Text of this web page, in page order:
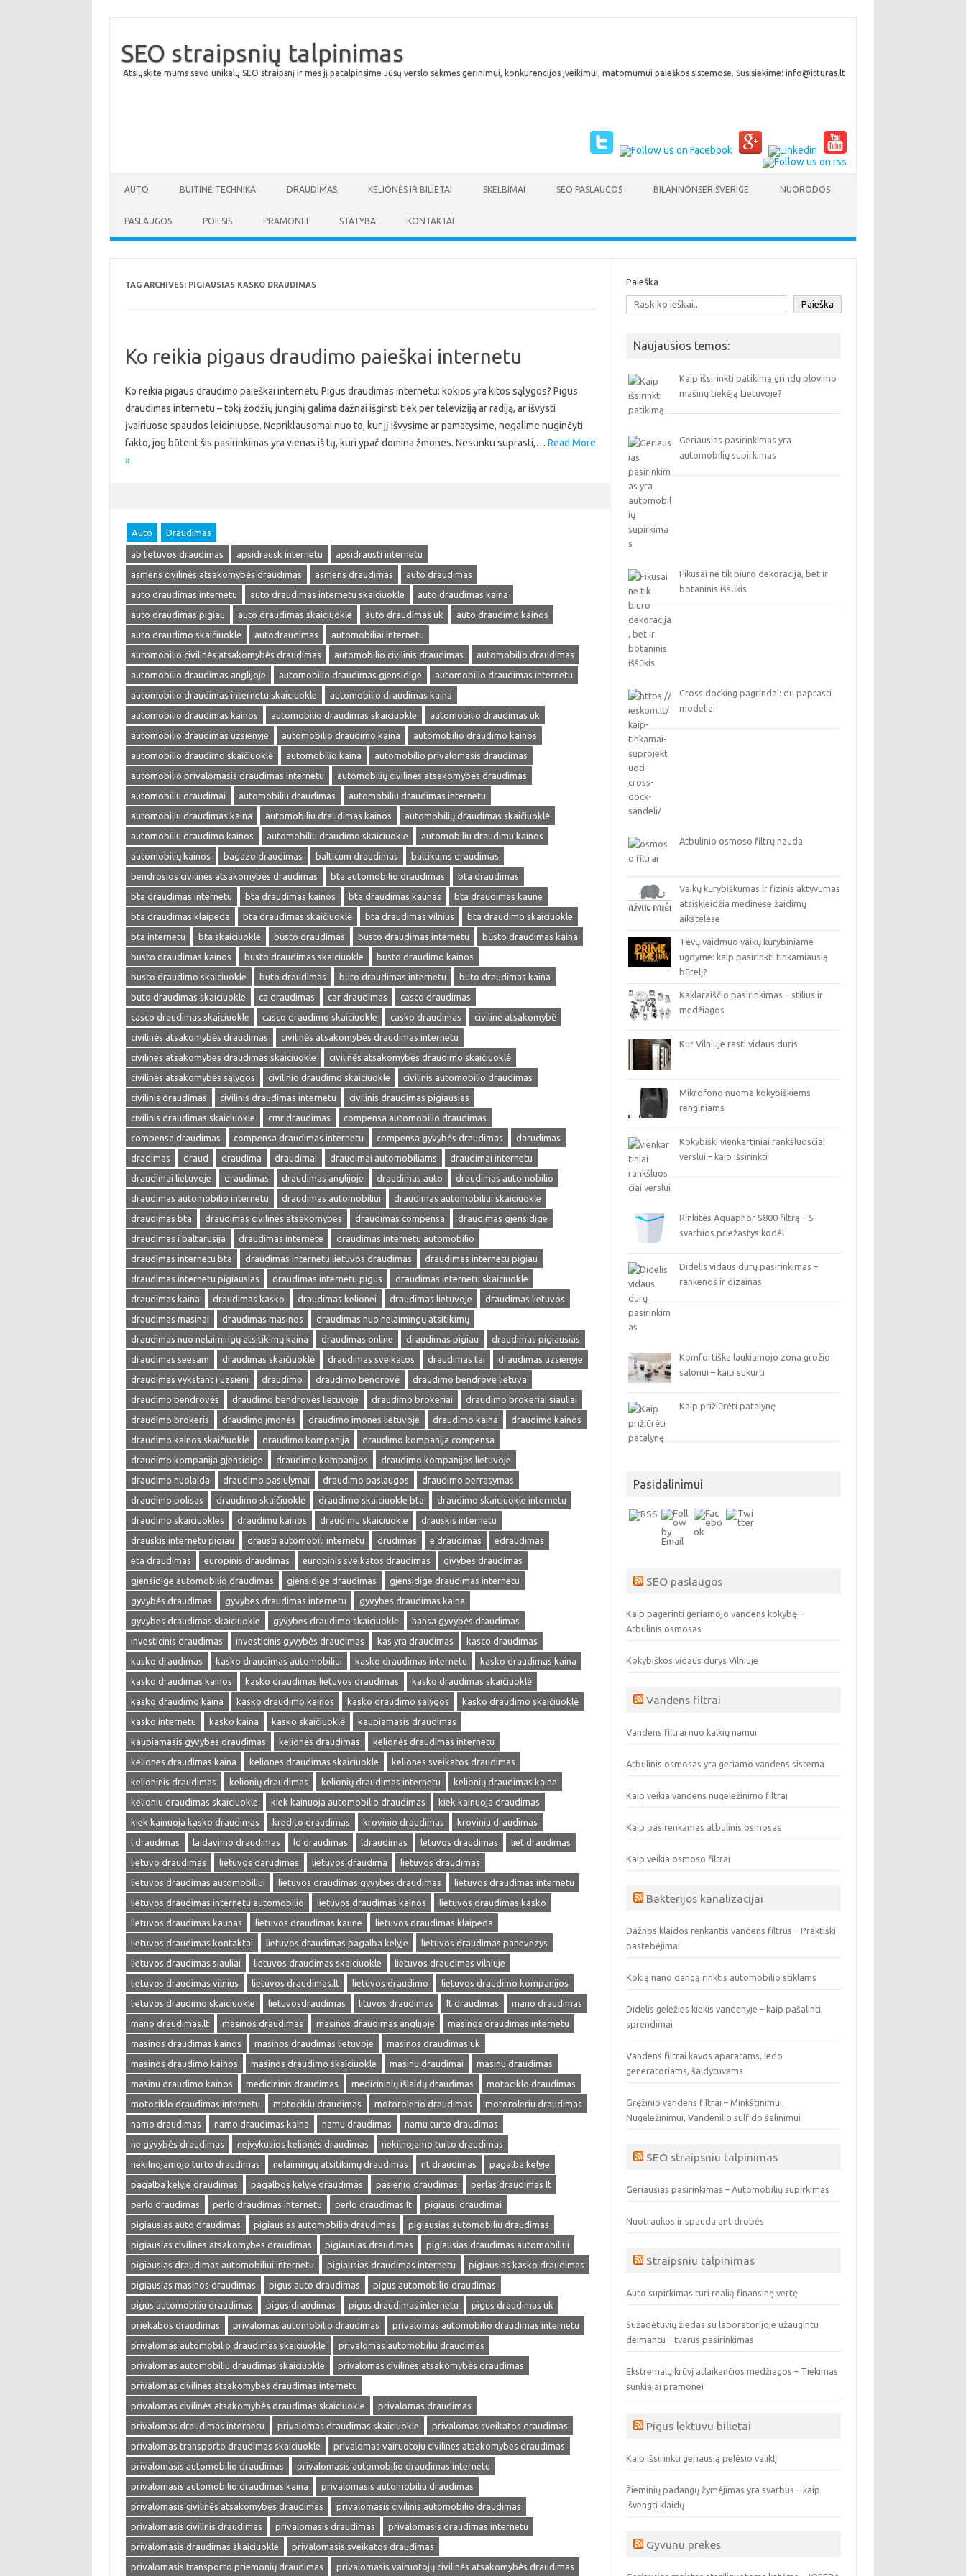
SEO straipsnių talpinimas
Atsiųskite mums savo unikalų SEO straipsnį ir mes jį patalpinsime Jūsų verslo sėkmės gerinimui, konkurencijos įveikimui, matomumui paieškos sistemose. Susisiekime: info@itturas.lt
AUTO BUITINĖ TECHNIKA DRAUDIMAS KELIONĖS IR BILIETAI SKELBIMAI SEO PASLAUGOS BILANNONSER SVERIGE NUORODOS
PASLAUGOS POILSIS PRAMONEI STATYBA KONTAKTAI
TAG ARCHIVES: PIGIAUSIAS KASKO DRAUDIMAS
Ko reikia pigaus draudimo paieškai internetu
Ko reikia pigaus draudimo paieškai internetu Pigus draudimas internetu: kokios yra kitos sąlygos? Pigus
draudimas internetu – tokį žodžių junginį galima dažnai išgirsti tiek per televiziją ar radiją, ar išvysti
įvairiuose spaudos leidiniuose. Nepriklausomai nuo to, kur jį išvysime ar pamatysime, negalime nuginčyti
fakto, jog būtent šis pasirinkimas yra vienas iš tų, kuri ypač domina žmones. Nesunku suprasti,… Read More
»
Auto Draudimas
ab lietuvos draudimas apsidrausk internetu
apsidrausti internetu
asmens civilinės atsakomybės draudimas
asmens draudimas
auto draudimas
auto draudimas internetu
auto draudimas internetu skaiciuokle
auto draudimas kaina
auto draudimas pigiau
auto draudimas skaiciuokle auto draudimas uk
auto draudimo kainos
auto draudimo skaičiuoklė
autodraudimas
automobiliai internetu
automobilio civilinės atsakomybės draudimas
automobilio civilinis draudimas
automobilio draudimas
automobilio draudimas anglijoje
automobilio draudimas gjensidige
automobilio draudimas internetu
automobilio draudimas internetu skaiciuokle
automobilio draudimas kaina
automobilio draudimas kainos
automobilio draudimas skaiciuokle
automobilio draudimas uk
automobilio draudimas uzsienyje
automobilio draudimo kaina
automobilio draudimo kainos
automobilio draudimo skaičiuoklė
automobilio kaina
automobilio privalomasis draudimas
automobilio privalomasis draudimas internetu
automobilių civilinės atsakomybės draudimas
automobiliu draudimai
automobiliu draudimas
automobiliu draudimas internetu
automobiliu draudimas kaina
automobiliu draudimas kainos
automobilių draudimas skaičiuoklė
automobiliu draudimo kainos
automobiliu draudimo skaiciuokle
automobiliu draudimu kainos
automobilių kainos
bagazo draudimas balticum draudimas
baltikums draudimas
bendrosios civilinės atsakomybės draudimas
bta automobilio draudimas
bta draudimas
bta draudimas internetu
bta draudimas kainos bta draudimas kaunas
bta draudimas kaune
bta draudimas klaipeda
bta draudimas skaičiuoklė bta draudimas vilnius
bta draudimo skaiciuokle
bta internetu
bta skaiciuokle būsto draudimas busto draudimas internetu
būsto draudimas kaina
busto draudimas kainos
busto draudimas skaiciuokle
busto draudimo kainos
busto draudimo skaiciuokle
buto draudimas buto draudimas internetu
buto draudimas kaina
buto draudimas skaiciuokle
ca draudimas car draudimas
casco draudimas
casco draudimas skaiciuokle
casco draudimo skaiciuokle casko draudimas
civilinė atsakomybė
civilinės atsakomybės draudimas
civilinės atsakomybės draudimas internetu
civilines atsakomybes draudimas skaiciuokle
civilinės atsakomybės draudimo skaičiuoklė
civilinės atsakomybės sąlygos
civilinio draudimo skaiciuokle
civilinis automobilio draudimas
civilinis draudimas
civilinis draudimas internetu
civilinis draudimas pigiausias
civilinis draudimas skaiciuokle
cmr draudimas
compensa automobilio draudimas
compensa draudimas
compensa draudimas internetu compensa gyvybės draudimas
darudimas
dradimas
draud draudima draudimai draudimai automobiliams
draudimai internetu
draudimai lietuvoje
draudimas draudimas anglijoje draudimas auto
draudimas automobilio
draudimas automobilio internetu
draudimas automobiliui
draudimas automobiliui skaiciuokle
draudimas bta
draudimas civilines atsakomybes draudimas compensa
draudimas gjensidige
draudimas i baltarusija
draudimas internete
draudimas internetu automobilio
draudimas internetu bta
draudimas internetu lietuvos draudimas
draudimas internetu pigiau
draudimas internetu pigiausias
draudimas internetu pigus
draudimas internetu skaiciuokle
draudimas kaina
draudimas kasko draudimas kelionei draudimas lietuvoje
draudimas lietuvos
draudimas masinai
draudimas masinos
draudimas nuo nelaimingų atsitikimų
draudimas nuo nelaimingų atsitikimų kaina
draudimas online draudimas pigiau
draudimas pigiausias
draudimas seesam
draudimas skaičiuoklė draudimas sveikatos draudimas tai
draudimas uzsienyje
draudimas vykstant i uzsieni
draudimo draudimo bendrovė
draudimo bendrove lietuva
draudimo bendrovės
draudimo bendrovės lietuvoje draudimo brokeriai
draudimo brokeriai siauliai
draudimo brokeris
draudimo įmonės draudimo imones lietuvoje draudimo kaina
draudimo kainos
draudimo kainos skaičiuoklė
draudimo kompanija
draudimo kompanija compensa
draudimo kompanija gjensidige
draudimo kompanijos
draudimo kompanijos lietuvoje
draudimo nuolaida
draudimo pasiulymai draudimo paslaugos
draudimo perrasymas
draudimo polisas
draudimo skaičiuoklė draudimo skaiciuokle bta
draudimo skaiciuokle internetu
draudimo skaiciuokles
draudimu kainos draudimu skaiciuokle
drauskis internetu
drauskis internetu pigiau
drausti automobili internetu drudimas e draudimas
edraudimas
eta draudimas
europinis draudimas europinis sveikatos draudimas
givybes draudimas
gjensidige automobilio draudimas
gjensidige draudimas
gjensidige draudimas internetu
gyvybės draudimas
gyvybes draudimas internetu
gyvybes draudimas kaina
gyvybes draudimas skaiciuokle
gyvybes draudimo skaiciuokle
hansa gyvybės draudimas
investicinis draudimas
investicinis gyvybės draudimas kas yra draudimas
kasco draudimas
kasko draudimas
kasko draudimas automobiliui kasko draudimas internetu
kasko draudimas kaina
kasko draudimas kainos
kasko draudimas lietuvos draudimas
kasko draudimas skaičiuoklė
kasko draudimo kaina
kasko draudimo kainos kasko draudimo salygos
kasko draudimo skaičiuoklė
kasko internetu
kasko kaina kasko skaičiuoklė
kaupiamasis draudimas
kaupiamasis gyvybės draudimas
kelionės draudimas
kelionės draudimas internetu
keliones draudimas kaina
keliones draudimas skaiciuokle
keliones sveikatos draudimas
kelioninis draudimas
kelionių draudimas kelionių draudimas internetu
kelionių draudimas kaina
kelioniu draudimas skaiciuokle
kiek kainuoja automobilio draudimas
kiek kainuoja draudimas
kiek kainuoja kasko draudimas
kredito draudimas krovinio draudimas
kroviniu draudimas
l draudimas
laidavimo draudimas ld draudimas ldraudimas letuvos draudimas
liet draudimas
lietuvo draudimas
lietuvos darudimas lietuvos draudima
lietuvos draudimas
lietuvos draudimas automobiliui
lietuvos draudimas gyvybes draudimas
lietuvos draudimas internetu
lietuvos draudimas internetu automobilio
lietuvos draudimas kainos
lietuvos draudimas kasko
lietuvos draudimas kaunas
lietuvos draudimas kaune
lietuvos draudimas klaipeda
lietuvos draudimas kontaktai
lietuvos draudimas pagalba kelyje
lietuvos draudimas panevezys
lietuvos draudimas siauliai
lietuvos draudimas skaiciuokle
lietuvos draudimas vilniuje
lietuvos draudimas vilnius
lietuvos draudimas.lt lietuvos draudimo
lietuvos draudimo kompanijos
lietuvos draudimo skaiciuokle
lietuvosdraudimas lituvos draudimas lt draudimas
mano draudimas
mano draudimas.lt
masinos draudimas masinos draudimas anglijoje
masinos draudimas internetu
masinos draudimas kainos
masinos draudimas lietuvoje
masinos draudimas uk
masinos draudimo kainos
masinos draudimo skaiciuokle masinu draudimai
masinu draudimas
masinu draudimo kainos
medicininis draudimas medicininių išlaidų draudimas
motociklo draudimas
motociklo draudimas internetu
motociklu draudimas motorolerio draudimas
motoroleriu draudimas
namo draudimas
namo draudimas kaina namu draudimas
namu turto draudimas
ne gyvybės draudimas
neįvykusios kelionės draudimas
nekilnojamo turto draudimas
nekilnojamojo turto draudimas
nelaimingų atsitikimų draudimas nt draudimas
pagalba kelyje
pagalba kelyje draudimas
pagalbos kelyje draudimas pasienio draudimas
perlas draudimas lt
perlo draudimas
perlo draudimas internetu perlo draudimas.lt
pigiausi draudimai
pigiausias auto draudimas
pigiausias automobilio draudimas
pigiausias automobiliu draudimas
pigiausias civilines atsakomybes draudimas
pigiausias draudimas
pigiausias draudimas automobiliui
pigiausias draudimas automobiliui internetu
pigiausias draudimas internetu
pigiausias kasko draudimas
pigiausias masinos draudimas
pigus auto draudimas
pigus automobilio draudimas
pigus automobiliu draudimas
pigus draudimas pigus draudimas internetu
pigus draudimas uk
priekabos draudimas
privalomas automobilio draudimas
privalomas automobilio draudimas internetu
privalomas automobilio draudimas skaiciuokle
privalomas automobiliu draudimas
privalomas automobiliu draudimas skaiciuokle
privalomas civilinės atsakomybės draudimas
privalomas civilines atsakomybes draudimas internetu
privalomas civilinės atsakomybės draudimas skaiciuokle
privalomas draudimas
privalomas draudimas internetu
privalomas draudimas skaiciuokle
privalomas sveikatos draudimas
privalomas transporto draudimas skaiciuokle
privalomas vairuotoju civilines atsakomybes draudimas
privalomasis automobilio draudimas
privalomasis automobilio draudimas internetu
privalomasis automobilio draudimas kaina
privalomasis automobiliu draudimas
privalomasis civilinės atsakomybės draudimas
privalomasis civilinis automobilio draudimas
privalomasis civilinis draudimas
privalomasis draudimas
privalomasis draudimas internetu
privalomasis draudimas skaiciuokle
privalomasis sveikatos draudimas
privalomasis transporto priemonių draudimas
privalomasis vairuotojų civilinės atsakomybės draudimas
Paieška
Paieška
Naujausios temos:
Kaip išsirinkti patikimą grindų plovimo
mašinų tiekėją Lietuvoje?
Geriausias pasirinkimas yra
automobilių supirkimas
Fikusai ne tik biuro dekoracija, bet ir
botaninis iššūkis
Cross docking pagrindai: du paprasti
modeliai
Atbulinio osmoso filtrų nauda
Vaikų kūrybiškumas ir fizinis aktyvumas
atsiskleidžia medinėse žaidimų
aikštelėse
Tėvų vaidmuo vaikų kūrybiniame
ugdyme: kaip pasirinkti tinkamiausią
būrelį?
Kaklaraiščio pasirinkimas – stilius ir
medžiagos
Kur Vilniuje rasti vidaus duris
Mikrofono nuoma kokybiškiems
renginiams
Kokybiški vienkartiniai rankšluosčiai
verslui – kaip išsirinkti
Rinkitės Aquaphor S800 filtrą – 5
svarbios priežastys kodėl
Didelis vidaus durų pasirinkimas –
rankenos ir dizainas
Komfortiška laukiamojo zona grožio
salonui – kaip sukurti
Kaip prižiūrėti patalynę
Pasidalinimui
SEO paslaugos
Kaip pagerinti geriamojo vandens kokybę –
Atbulinis osmosas
Kokybiškos vidaus durys Vilniuje
Vandens filtrai
Vandens filtrai nuo kalkių namui
Atbulinis osmosas yra geriamo vandens sistema
Kaip veikia vandens nugeležinimo filtrai
Kaip pasirenkamas atbulinis osmosas
Kaip veikia osmoso filtrai
Bakterijos kanalizacijai
Dažnos klaidos renkantis vandens filtrus – Praktiški
pastebėjimai
Kokią nano dangą rinktis automobilio stiklams
Didelis geležies kiekis vandenyje – kaip pašalinti,
sprendimai
Vandens filtrai kavos aparatams, ledo
generatoriams, šaldytuvams
Gręžinio vandens filtrai – Minkštinimui,
Nugeležinimui, Vandenilio sulfido šalinimui
SEO straipsniu talpinimas
Geriausias pasirinkimas – Automobilių supirkimas
Nuotraukos ir spauda ant drobės
Straipsniu talpinimas
Auto supirkimas turi realią finansinę vertę
Sužadėtuvių žiedas su laboratorijoje užaugintu
deimantu – tvarus pasirinkimas
Ekstremalų krūvį atlaikančios medžiagos – Tiekimas
sunkiajai pramonei
Pigus lektuvu bilietai
Kaip išsirinkti geriausią pelėsio valiklį
Žieminių padangų žymėjimas yra svarbus – kaip
išvengti klaidų
Gyvunu prekes